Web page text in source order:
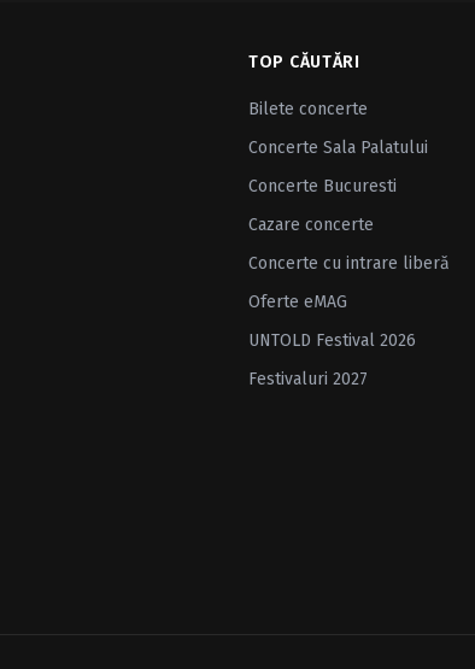
TOP CĂUTĂRI
Bilete concerte
Concerte Sala Palatului
Concerte Bucuresti
Cazare concerte
Concerte cu intrare liberă
Oferte eMAG
UNTOLD Festival 2026
Festivaluri 2027